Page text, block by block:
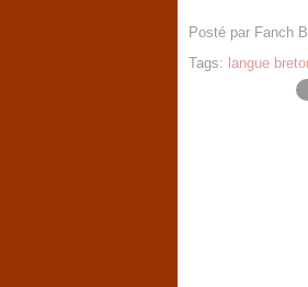
Posté par Fanch
Tags: langue